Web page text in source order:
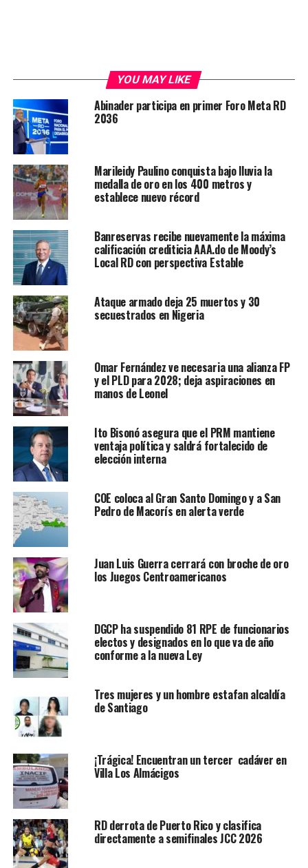
YOU MAY LIKE
Abinader participa en primer Foro Meta RD
2036
Marileidy Paulino conquista bajo lluvia la
medalla de oro en los 400 metros y
establece nuevo récord
Banreservas recibe nuevamente la máxima
calificación crediticia AAA.do de Moody’s
Local RD con perspectiva Estable
Ataque armado deja 25 muertos y 30
secuestrados en Nigeria
Omar Fernández ve necesaria una alianza FP
y el PLD para 2028; deja aspiraciones en
manos de Leonel
Ito Bisonó asegura que el PRM mantiene
ventaja política y saldrá fortalecido de
elección interna
COE coloca al Gran Santo Domingo y a San
Pedro de Macorís en alerta verde
Juan Luis Guerra cerrará con broche de oro
los Juegos Centroamericanos
DGCP ha suspendido 81 RPE de funcionarios
electos y designados en lo que va de año
conforme a la nueva Ley
Tres mujeres y un hombre estafan alcaldía
de Santiago
¡Trágica! Encuentran un tercer cadáver en
Villa Los Almácigos
RD derrota de Puerto Rico y clasifica
directamente a semifinales JCC 2026